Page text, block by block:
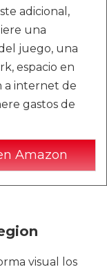
adicional,
una
juego, una
espacio en
a internet de
gastos de
Amazon
visual los